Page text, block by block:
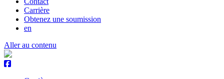
Carrière
Obtenez une soumission
en
Aller au contenu